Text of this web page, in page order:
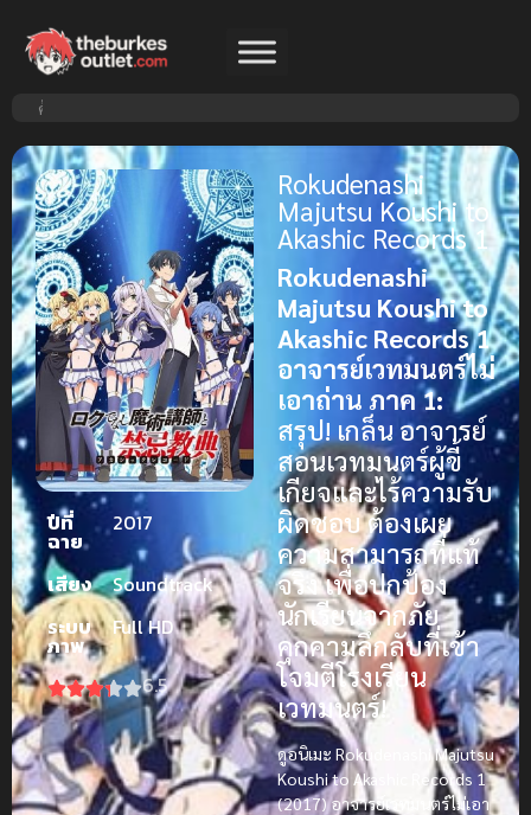
ปีที่
ฉาย
2017
เสียง
Soundtrack
ระบบ
ภาพ
Full HD
6.5
Rokudenashi
Majutsu Koushi to
Akashic Records 1
Rokudenashi
Majutsu Koushi to
Akashic Records 1
อาจารย์เวทมนตร์ไม่
เอาถ่าน ภาค 1:
สรุป! เกล็น อาจารย์
สอนเวทมนตร์ผู้ขี้
เกียจและไร้ความรับ
ผิดชอบ ต้องเผย
ความสามารถที่แท้
จริง เพื่อปกป้อง
นักเรียนจากภัย
คุกคามลึกลับที่เข้า
โจมตีโรงเรียน
เวทมนตร์!
ดูอนิเมะ Rokudenashi Majutsu
Koushi to Akashic Records 1
(2017) อาจารย์เวทมนตร์ไม่เอา